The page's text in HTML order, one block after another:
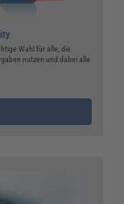
Wahl für alle, die
nutzen und dabei alle